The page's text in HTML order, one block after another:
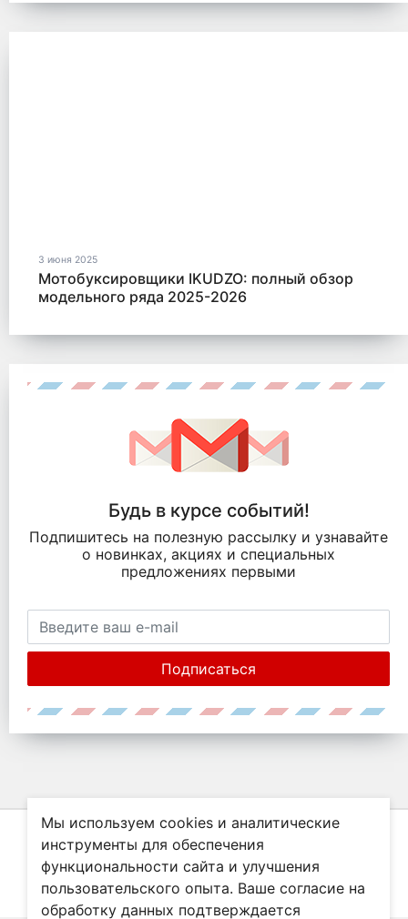
3 июня 2025
Мотобуксировщики IKUDZO: полный обзор
модельного ряда 2025-2026
Будь в курсе событий!
Подпишитесь на полезную рассылку и узнавайте
о новинках, акциях и специальных
предложениях первыми
Подписаться
© Все права защищены. Информация сайта защищена законом об
авторских правах.
Мы используем cookies и аналитические
инструменты для обеспечения
функциональности сайта и улучшения
пользовательского опыта. Ваше согласие на
обработку данных подтверждается